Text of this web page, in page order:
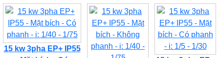
15 kw 3pha EP+ IP55